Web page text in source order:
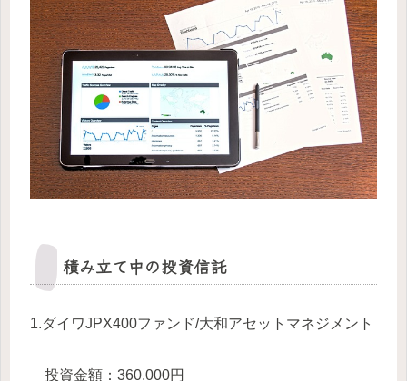
積み立て中の投資信託
1.ダイワJPX400ファンド/大和アセットマネジメント
投資金額：360,000円